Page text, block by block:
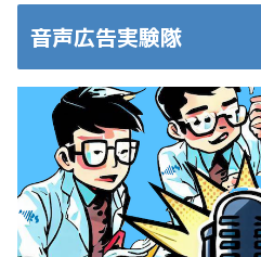
音声広告実験隊